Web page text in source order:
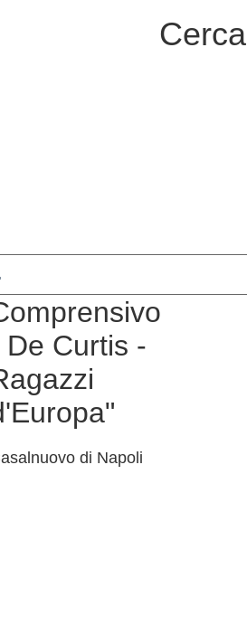
Cerca
De Curtis -
di Napoli